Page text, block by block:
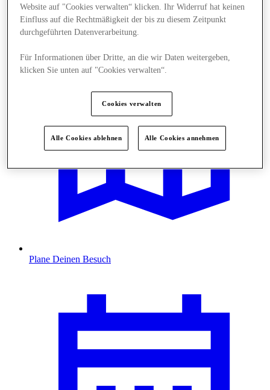
Angebote
Plane Deinen Besuch
Website auf "Cookies verwalten“ klicken. Ihr Widerruf hat keinen
Einfluss auf die Rechtmäßigkeit der bis zu diesem Zeitpunkt
durchgeführten Datenverarbeitung.
Für Informationen über Dritte, an die wir Daten weitergeben,
klicken Sie unten auf "Cookies verwalten“.
Cookies verwalten
Alle Cookies ablehnen Alle Cookies annehmen